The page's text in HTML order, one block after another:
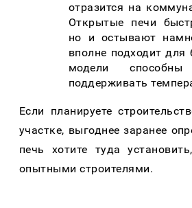
отразится на
Открытые печи
но и остывают
вполне подходит
модели
поддерживать
Если планируете
участке, выгоднее заранее
печь хотите туда
опытными строителями.